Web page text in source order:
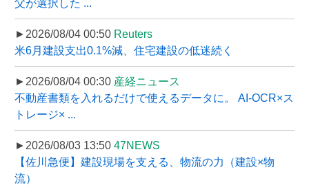
父が選択した ...
►2026/08/04 00:50 Reuters
米6月建設支出0.1%減、住宅建設の低迷続く
►2026/08/04 00:30 産経ニュース
不動産書類を入れるだけで使えるデータに。 AI-OCR×ス
トレージ× ...
►2026/08/03 13:50 47NEWS
【佐川急便】建設現場を支える、物流の力（建設×物
流）